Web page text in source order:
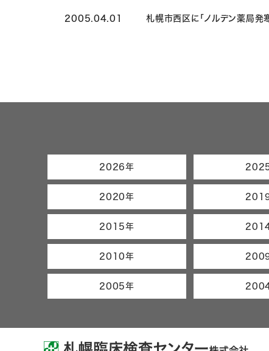
2005.04.01 札幌市西区に「ノルデン薬局発
2026年
2020年
2015年
2010年
2005年